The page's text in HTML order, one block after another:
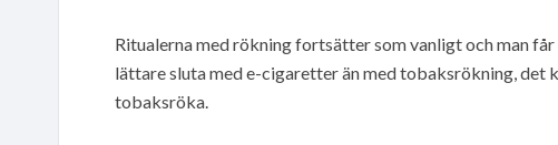
Ritualerna med rökning fortsätter som vanligt och man
lättare sluta med e-cigaretter än med tobaksrökning, det
tobaksröka.